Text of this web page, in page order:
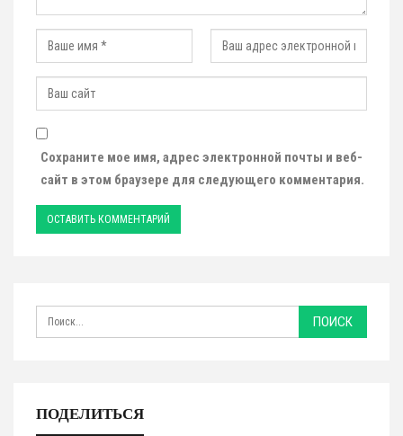
Сохраните мое имя, адрес электронной почты и веб-
сайт в этом браузере для следующего комментария.
ПОДЕЛИТЬСЯ